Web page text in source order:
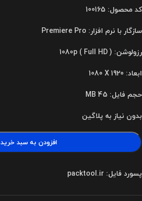
کد محصول: 100165
سازگار با نرم افزار: Premiere Pro
رزولوشن: 1080p ( Full HD )
ابعاد:
1080 X 1920
حجم فایل: 45 MB
بدون نیاز به پلاگین
افزودن به سبد خرید
پسورد فایل: packtool.ir